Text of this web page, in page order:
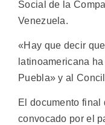
Social de la
Venezuela.
«Hay que decir
latinoamericana
Puebla» y al
El documento final
convocado por el